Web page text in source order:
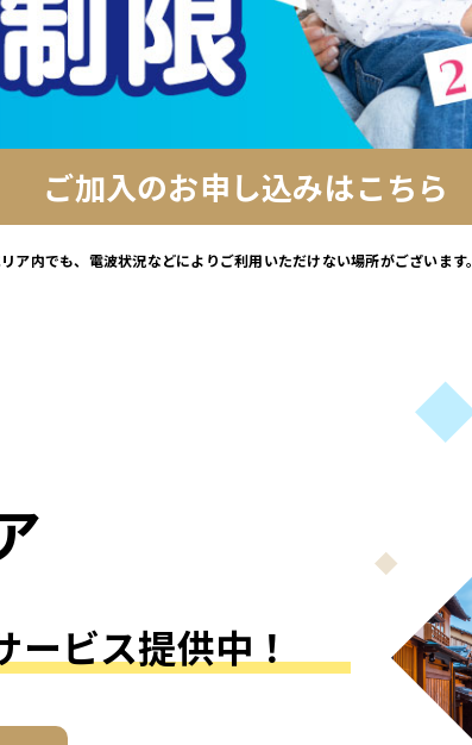
ご加入のお申し込みはこちら
ア内でも、電波状況などによりご利用いただけない場所がございます。
ビス提供中！